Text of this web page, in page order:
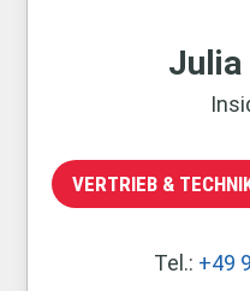
Julia
VERTRIEB &
Tel.: +49